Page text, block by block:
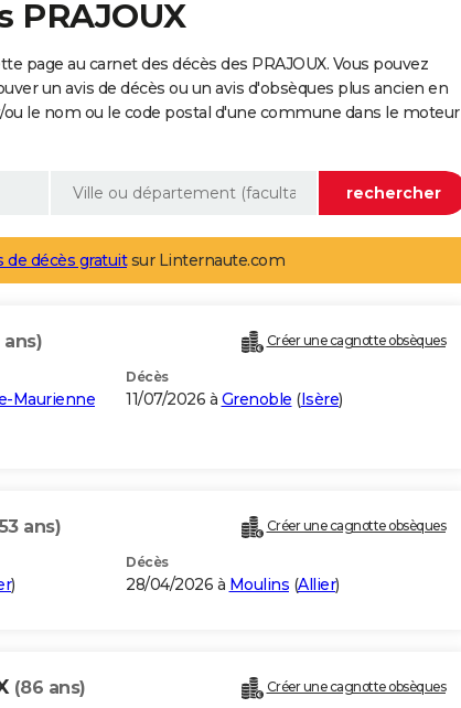
PRAJOUX
page au carnet des décès des PRAJOUX. Vous pouvez
un avis de décès ou un avis d'obsèques plus ancien en
le nom ou le code postal d'une commune dans le moteur
de décès gratuitsur Linternaute.com
ans) Créer une cagnotte obsèques
Maurienne
Décès
11/07/2026 à Grenoble (Isère)
ans) Créer une cagnotte obsèques
)
Décès
28/04/2026 à Moulins (Allier)
(86 ans) Créer une cagnotte obsèques